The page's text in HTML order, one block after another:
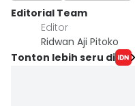
Editorial Team
Editor
Ridwan Aji Pitoko
Tonton lebih seru di